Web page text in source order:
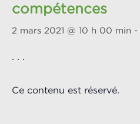
compétences
2 mars 2021 @ 10 h 00 min -
. . .
Ce contenu est réservé.